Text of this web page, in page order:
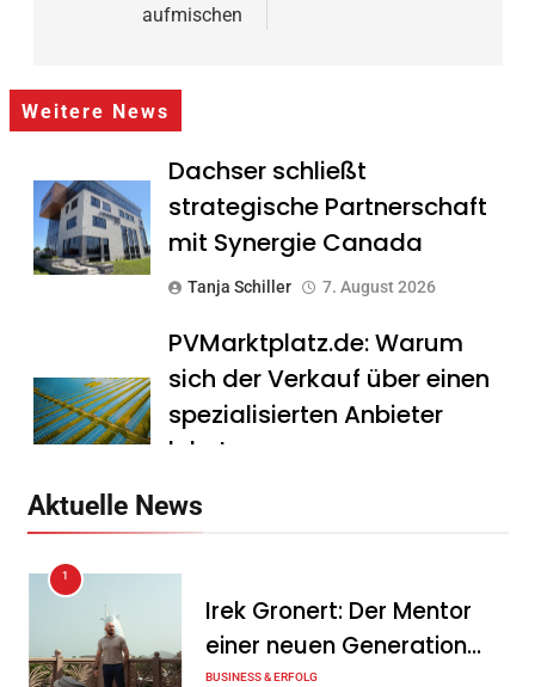
aufmischen
Weitere News
Dachser schließt
strategische Partnerschaft
mit Synergie Canada
Tanja Schiller 7. August 2026
PVMarktplatz.de: Warum
sich der Verkauf über einen
spezialisierten Anbieter
lohnt
Mitarbeitergespräch pro
Jahr nichts verändert – und
Aktuelle News
1
Irek Gronert: Der Mentor
einer neuen Generation
BUSINESS & ERFOLG